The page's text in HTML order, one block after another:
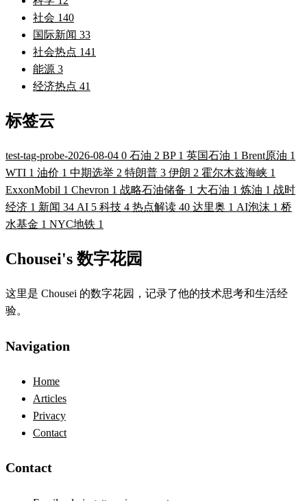
社会 140
国际新闻 33
社会热点 141
能源 3
经济热点 41
标签云
test-tag-probe-2026-08-04 0 石油 2 BP 1 英国石油 1 Brent原油 1
WTI 1 油价 1 中期选举 2 特朗普 3 伊朗 2 霍尔木兹海峡 1
ExxonMobil 1 Chevron 1 战略石油储备 1 大石油 1 炼油 1 战时
经济 1 新闻 34 AI 5 科技 4 热点解读 40 达里奥 1 AI泡沫 1 桥
水基金 1 NYC地铁 1
Chousei's 数字花园
这里是 Chousei 的数字花园，记录了他的技术思考和生活经
验。
Navigation
Home
Articles
Privacy
Contact
Contact